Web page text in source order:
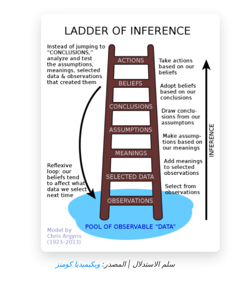
سلم الاستدلال | المصدر:ويكيميديا كومنز